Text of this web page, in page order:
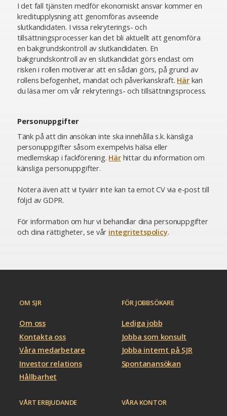
I det fall tjänsten medför ekonomiskt ansvar kommer en
kreditupplysning att genomföras avseende
slutkandidaten. I vissa rekryterings- och
tillsättningsprocesser kan det bli aktuellt att genomföra
en bakgrundskontroll av slutkandidaten. En
bakgrundskontroll av en slutkandidat görs endast om
risken i rollen motiverar att en sådan görs, på grund av
rollens befogenhet, mandat och påverkanskraft. Härkan
du läsa mer om vår rekryterings- och tillsättningsprocess.
Personuppgifter
Tänk på att din ansökan inte ska innehålla s.k. känsliga
personuppgifter såsom exempelvis hälsa eller
medlemskap i fackförening. Härhittar du information om
känsliga personuppgifter.
Notera även att vi tyvärr inte kan ta emot CV via e-post till
följd av GDPR.
För information om hur vi behandlar dina personuppgifter
och dina rättigheter, se vår integritetspolicy.
OM SJR
Om oss
Kontakta oss
Våra medarbetare
Investor relations
Hållbarhet
FÖR JOBBSÖKARE
Lediga jobb
Jobba som konsult
Jobba internt på SJR
Spontanansökan
VÅRT ERBJUDANDE VÅRA KONTOR